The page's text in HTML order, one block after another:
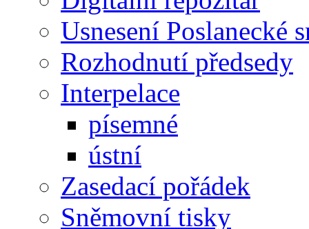
Usnesení Poslanecké
Rozhodnutí předsedy
Interpelace
písemné
ústní
Zasedací pořádek
Sněmovní tisky